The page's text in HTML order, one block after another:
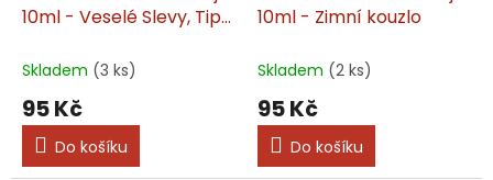
10ml - Veselé Slevy, Tipy,
Skladem (3 ks)
95 Kč
Do košíku
10ml - Zimní kouzlo
Skladem (2 ks)
95 Kč
Do košíku